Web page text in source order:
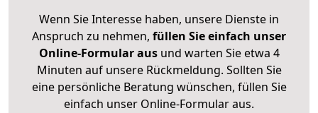
Wenn Sie Interesse haben, unsere Dienste in
Anspruch zu nehmen, füllen Sie einfach unser
Online-Formular ausund warten Sie etwa 4
Minuten auf unsere Rückmeldung. Sollten Sie
eine persönliche Beratung wünschen, füllen Sie
einfach unser Online-Formular aus.